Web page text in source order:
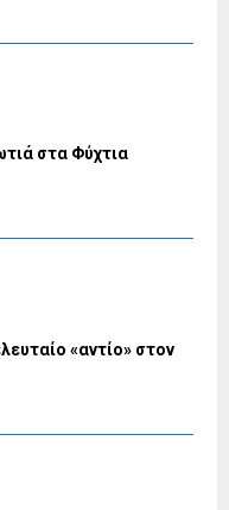
στα Φύχτια
«αντίο» στον